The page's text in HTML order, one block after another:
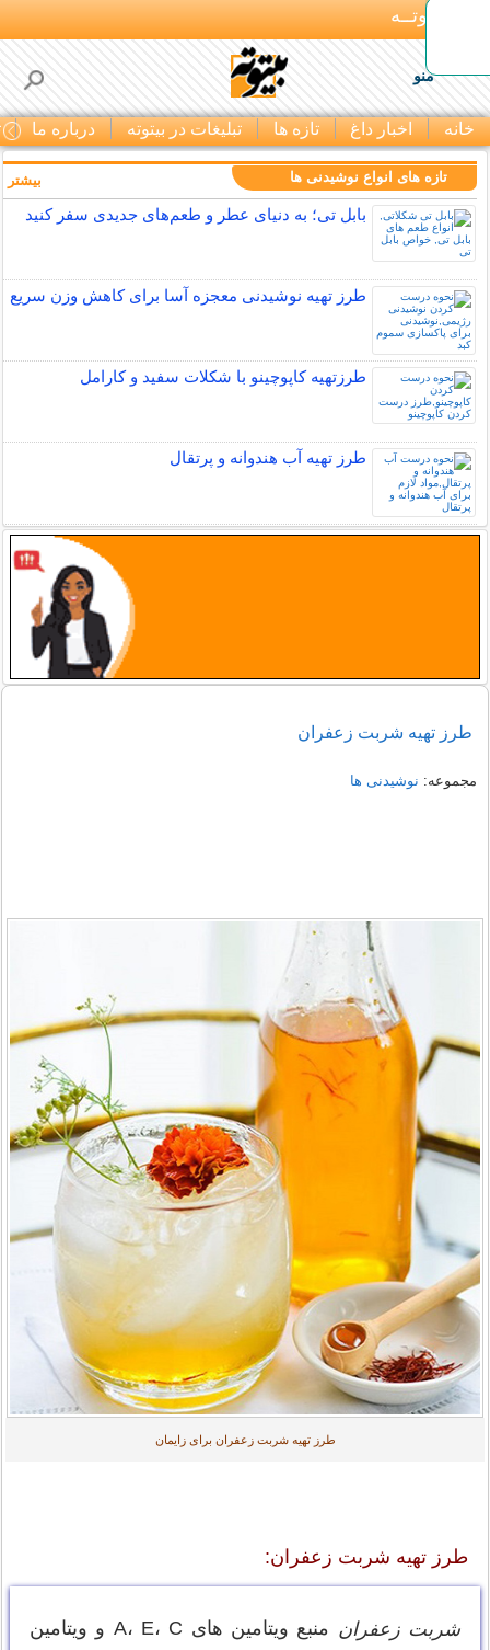
بـیتوتــه
منو
خانه اخبار داغ تازه ها تبلیغات در بیتوته درباره ما
تازه های انواع نوشیدنی ها
بابل تی؛ به دنیای عطر و طعم‌های جدیدی سفر کنید
طرز تهیه نوشیدنی معجزه آسا برای کاهش وزن سریع
طرزتهیه کاپوچینو با شکلات سفید و کارامل
طرز تهیه آب هندوانه و پرتقال
بیشتر
طرز تهیه شربت زعفران
مجموعه: نوشیدنی ها
طرز تهیه شربت زعفران برای زایمان
طرز تهیه شربت زعفران:
شربت زعفران منبع ویتامین های A، E، C و ویتامین